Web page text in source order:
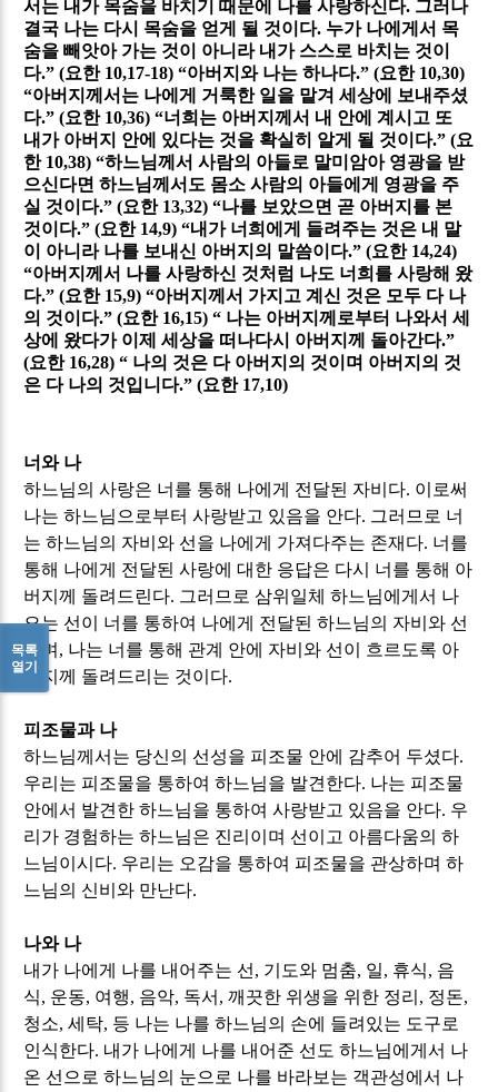
서는 내가 목숨을 바치기 때문에 나를 사랑하신다. 그러나
결국 나는 다시 목숨을 얻게 될 것이다. 누가 나에게서 목
숨을 빼앗아 가는 것이 아니라 내가 스스로 바치는 것이
다.” (요한 10,17-18) “아버지와 나는 하나다.” (요한 10,30)
“아버지께서는 나에게 거룩한 일을 맡겨 세상에 보내주셨
다.” (요한 10,36) “너희는 아버지께서 내 안에 계시고 또
내가 아버지 안에 있다는 것을 확실히 알게 될 것이다.” (요
한 10,38) “하느님께서 사람의 아들로 말미암아 영광을 받
으신다면 하느님께서도 몸소 사람의 아들에게 영광을 주
실 것이다.” (요한 13,32) “나를 보았으면 곧 아버지를 본
것이다.” (요한 14,9) “내가 너희에게 들려주는 것은 내 말
이 아니라 나를 보내신 아버지의 말씀이다.” (요한 14,24)
“아버지께서 나를 사랑하신 것처럼 나도 너희를 사랑해 왔
다.” (요한 15,9) “아버지께서 가지고 계신 것은 모두 다 나
의 것이다.” (요한 16,15) “ 나는 아버지께로부터 나와서 세
상에 왔다가 이제 세상을 떠나다시 아버지께 돌아간다.”
(요한 16,28) “ 나의 것은 다 아버지의 것이며 아버지의 것
은 다 나의 것입니다.” (요한 17,10)
너와 나
하느님의 사랑은 너를 통해 나에게 전달된 자비다. 이로써
나는 하느님으로부터 사랑받고 있음을 안다. 그러므로 너
는 하느님의 자비와 선을 나에게 가져다주는 존재다. 너를
통해 나에게 전달된 사랑에 대한 응답은 다시 너를 통해 아
버지께 돌려드린다. 그러므로 삼위일체 하느님에게서 나
오는 선이 너를 통하여 나에게 전달된 하느님의 자비와 선
이며 , 나는 너를 통해 관계 안에 자비와 선이 흐르도록 아
버지께 돌려드리는 것이다.
피조물과 나
하느님께서는 당신의 선성을 피조물 안에 감추어 두셨다.
우리는 피조물을 통하여 하느님을 발견한다. 나는 피조물
안에서 발견한 하느님을 통하여 사랑받고 있음을 안다. 우
리가 경험하는 하느님은 진리이며 선이고 아름다움의 하
느님이시다. 우리는 오감을 통하여 피조물을 관상하며 하
느님의 신비와 만난다.
나와 나
내가 나에게 나를 내어주는 선 , 기도와 멈춤, 일, 휴식, 음
식, 운동, 여행, 음악, 독서 ,깨끗한 위생을 위한 정리 , 정돈,
청소,세탁, 등 나는 나를 하느님의 손에 들려있는 도구로
인식한다. 내가 나에게 나를 내어준 선도 하느님에게서 나
온 선으로 하느님의 눈으로 나를 바라보는 객관성에서 나
목록
열기